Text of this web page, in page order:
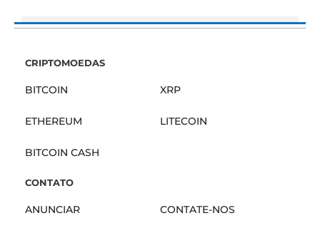
CRIPTOMOEDAS
BITCOIN XRP
ETHEREUM LITECOIN
BITCOIN CASH
CONTATO
ANUNCIAR CONTATE-NOS